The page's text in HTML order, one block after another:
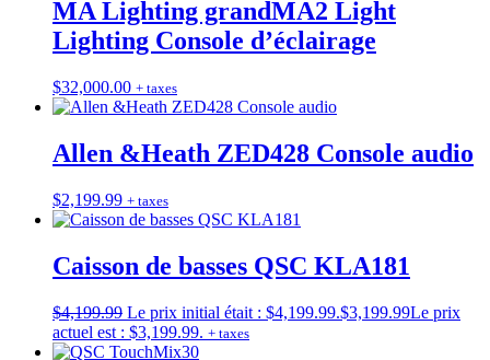
MA Lighting grandMA2 Light
Lighting Console d’éclairage
$32,000.00 + taxes
Allen &Heath ZED428 Console audio
$2,199.99 + taxes
Caisson de basses QSC KLA181
$4,199.99 Le prix initial était : $4,199.99.$3,199.99Le prix
actuel est : $3,199.99. + taxes